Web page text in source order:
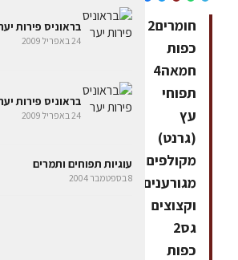
חומרים2
כפות
חמאה4
תפוחי
עץ
(גרנט)
מקולפים
מגורענים
וקצוצים
גס2
כפות
בראוניס פירות
24 באפריל 2009
בראוניס פירות
24 באפריל 2009
עוגיות תפוחים ותמרים
8 בספטמבר 2004